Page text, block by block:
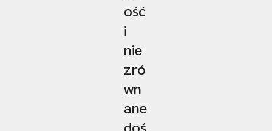
ość
i
nie
zró
wn
ane
doś